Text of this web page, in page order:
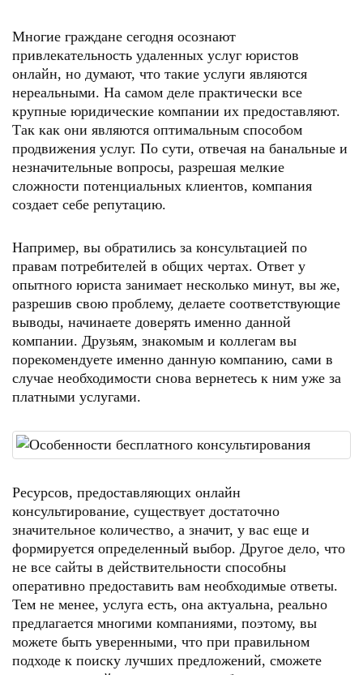
Многие граждане сегодня осознают
привлекательность удаленных услуг юристов
онлайн, но думают, что такие услуги являются
нереальными. На самом деле практически все
крупные юридические компании их предоставляют.
Так как они являются оптимальным способом
продвижения услуг. По сути, отвечая на банальные и
незначительные вопросы, разрешая мелкие
сложности потенциальных клиентов, компания
создает себе репутацию.
Например, вы обратились за консультацией по
правам потребителей в общих чертах. Ответ у
опытного юриста занимает несколько минут, вы же,
разрешив свою проблему, делаете соответствующие
выводы, начинаете доверять именно данной
компании. Друзьям, знакомым и коллегам вы
порекомендуете именно данную компанию, сами в
случае необходимости снова вернетесь к ним уже за
платными услугами.
Ресурсов, предоставляющих онлайн
консультирование, существует достаточно
значительное количество, а значит, у вас еще и
формируется определенный выбор. Другое дело, что
не все сайты в действительности способны
оперативно предоставить вам необходимые ответы.
Тем не менее, услуга есть, она актуальна, реально
предлагается многими компаниями, поэтому, вы
можете быть уверенными, что при правильном
подходе к поиску лучших предложений, сможете